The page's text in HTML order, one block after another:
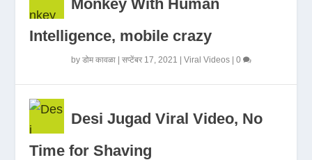
Monkey With Human
Intelligence, mobile crazy
byडोम कावळा |सप्टेंबर 17, 2021 |Viral Videos |0
Desi Jugad Viral Video, No
Time for Shaving